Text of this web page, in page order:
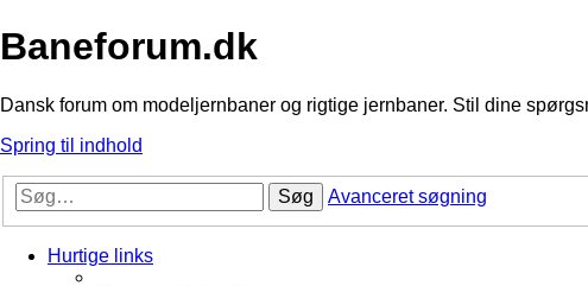
Baneforum.dk
Dansk forum om modeljernbaner og rigtige jernbaner. Stil dine
Spring til indhold
Søg Avanceret søgning
Hurtige links